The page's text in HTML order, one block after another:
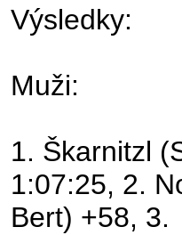
Výsledky:
Muži:
1. Škarnitzl
1:07:25, 2.
Bert) +58, 3.